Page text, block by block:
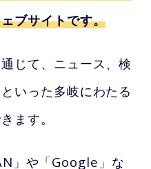
ブサイトです。
じて、ニュース、検
いった多岐にわたる
ます。
」や「Google」な